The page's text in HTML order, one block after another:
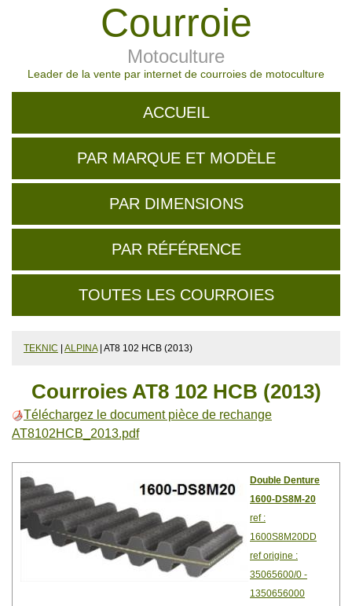
Courroie
Motoculture
Leader de la vente par internet de courroies de motoculture
ACCUEIL
PAR MARQUE ET MODÈLE
PAR DIMENSIONS
PAR RÉFÉRENCE
TOUTES LES COURROIES
TEKNIC ALPINA| AT8 102 HCB (2013)
Courroies AT8 102 HCB (2013)
Téléchargez le document pièce de rechange
AT8102HCB_2013.pdf
Double Denture
1600-DS8M-20
ref :
1600S8M20DD
ref origine :
35065600/0 -
1350656000